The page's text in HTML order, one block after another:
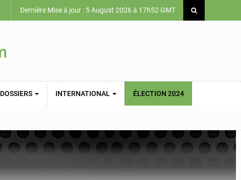
Dernière Mise à jour : 5 August 2026 à 17h52 GMT
DOSSIERS INTERNATIONAL ÉLECTION 2024